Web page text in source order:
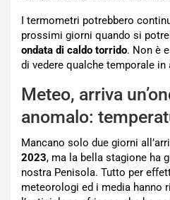
I termometri potrebbero
prossimi giorni quando si
ondata di caldo torrido. Non è
di vedere qualche temporale in
Meteo, arriva
anomalo:
Mancano solo due giorni
2023, ma la bella stagione ha
nostra Penisola. Tutto per
meteorologi ed i media hanno